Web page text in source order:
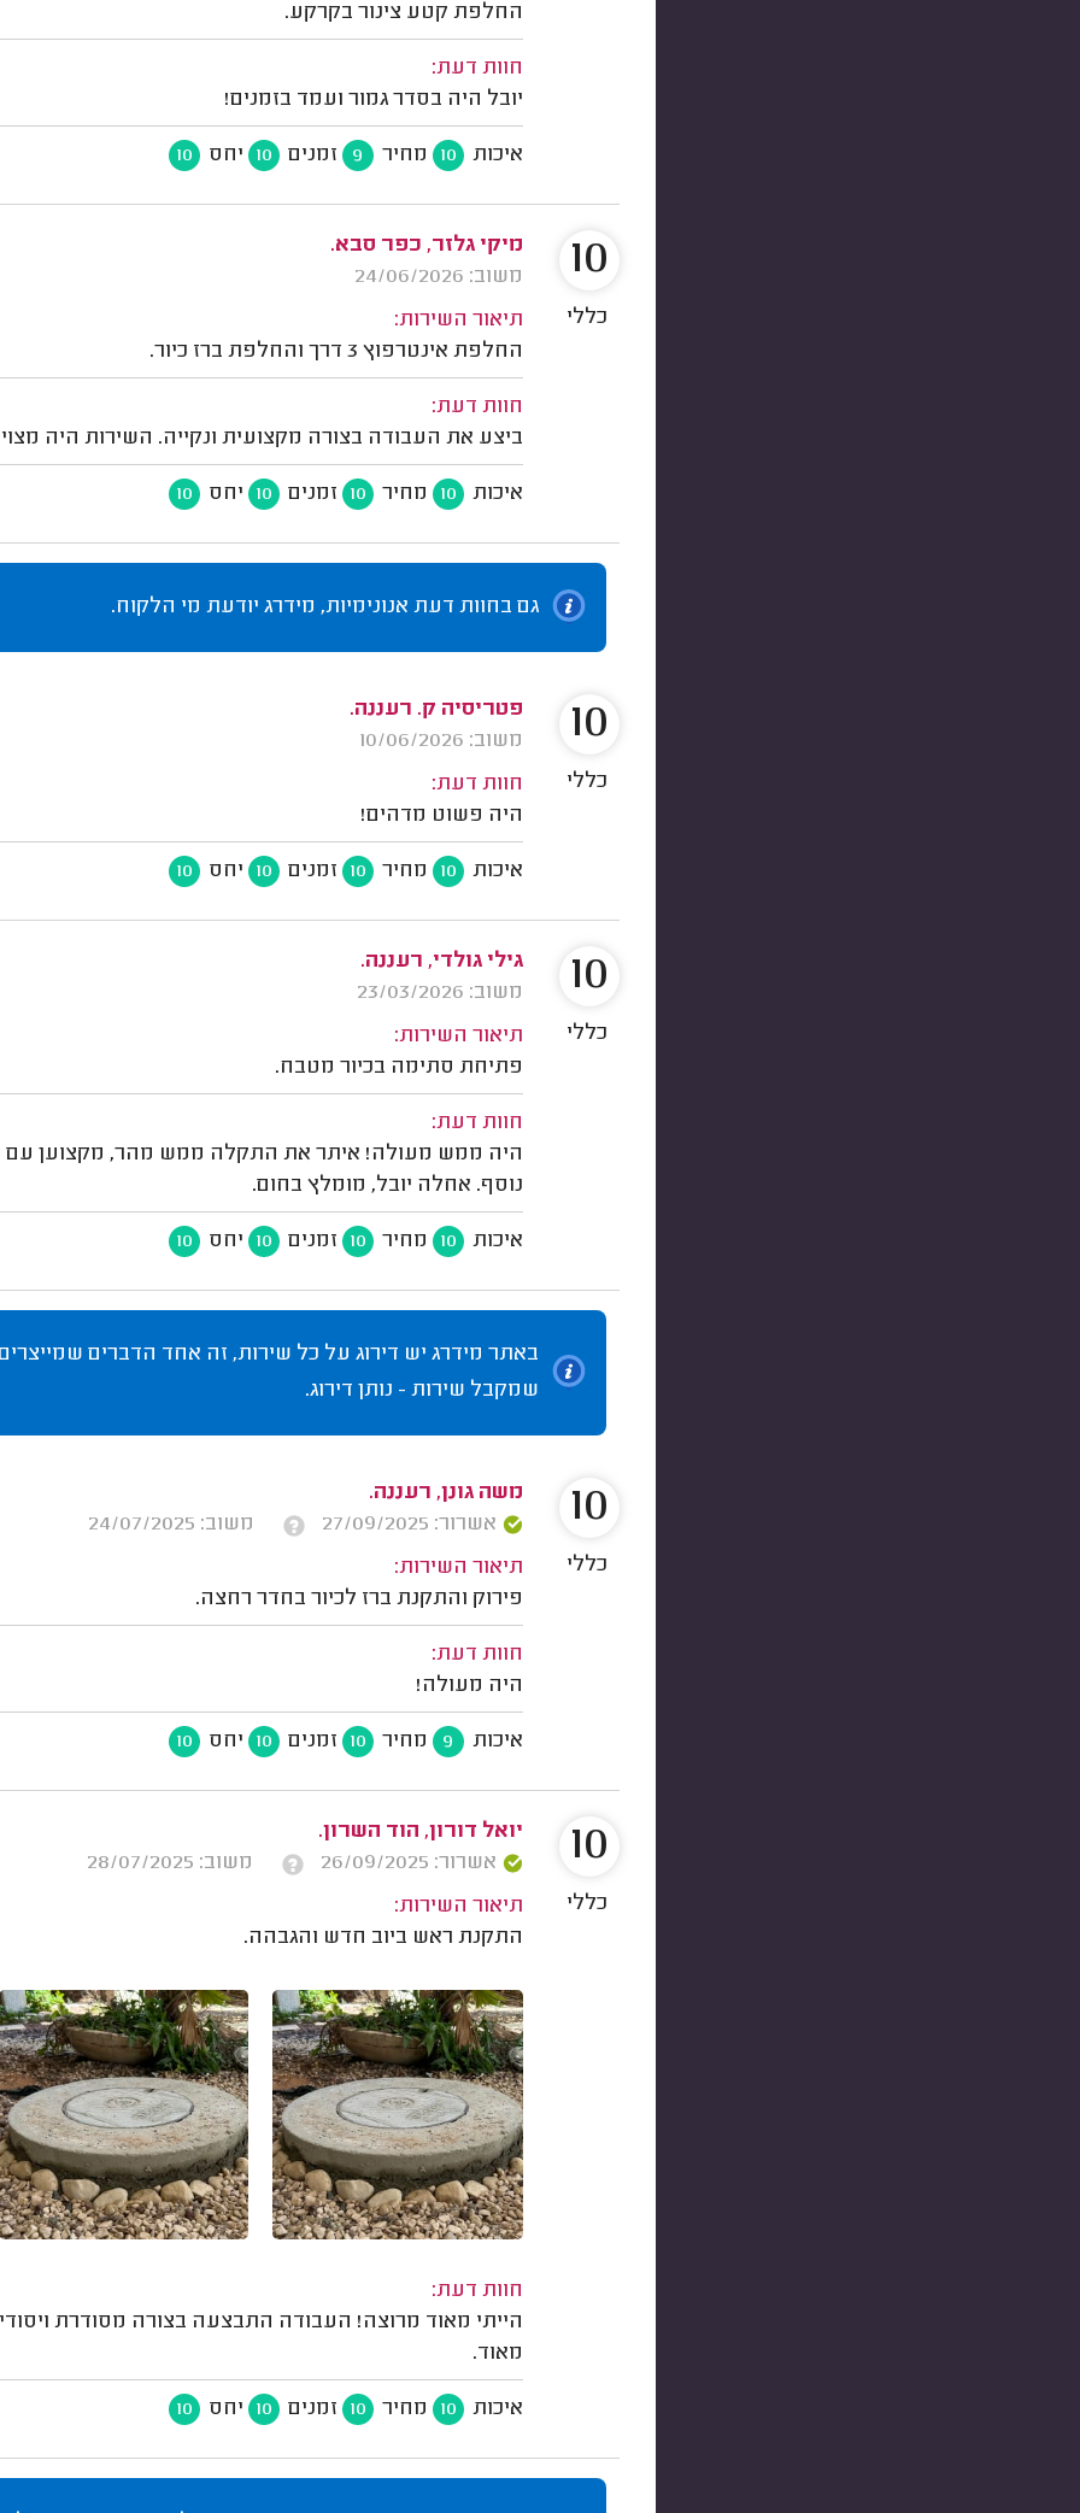
החלפת קטע צינור בקרקע.
חוות דעת:
יובל היה בסדר גמור ועמד בזמנים!
איכות 10 מחיר 9 זמנים 10 יחס 10
מיקי גלזר, כפר סבא.
משוב: 24/06/2026
תיאור השירות:
החלפת אינטרפוץ 3 דרך והחלפת ברז כיור.
חוות דעת:
ביצע את העבודה בצורה מקצועית ונקייה. השירות היה
איכות 10 מחיר 10 זמנים 10 יחס 10
10
כללי
גם בחוות דעת אנונימיות, מידרג יודעת מי הלקוח.
פטריסיה ק. רעננה.
משוב: 10/06/2026
חוות דעת:
היה פשוט מדהים!
איכות 10 מחיר 10 זמנים 10 יחס 10
10
כללי
גילי גולדי, רעננה.
משוב: 23/03/2026
תיאור השירות:
פתיחת סתימה בכיור מטבח.
חוות דעת:
היה ממש מעולה! איתר את התקלה ממש מהר, מקצוען עם
נוסף. אחלה יובל, מומלץ בחום.
איכות 10 מחיר 10 זמנים 10 יחס 10
10
כללי
באתר מידרג יש דירוג על כל שירות, זה אחד הדברים
שמקבל שירות - נותן דירוג.
משה גונן, רעננה.
אשרור: 27/09/2025
משוב: 24/07/2025
תיאור השירות:
פירוק והתקנת ברז לכיור בחדר רחצה.
חוות דעת:
היה מעולה!
איכות 9 מחיר 10 זמנים 10 יחס 10
10
כללי
יואל דורון, הוד השרון.
אשרור: 26/09/2025
משוב: 28/07/2025
תיאור השירות:
התקנת ראש ביוב חדש והגבהה.
חוות דעת:
הייתי מאוד מרוצה! העבודה התבצעה בצורה מסודרת
מאוד.
איכות 10 מחיר 10 זמנים 10 יחס 10
10
כללי